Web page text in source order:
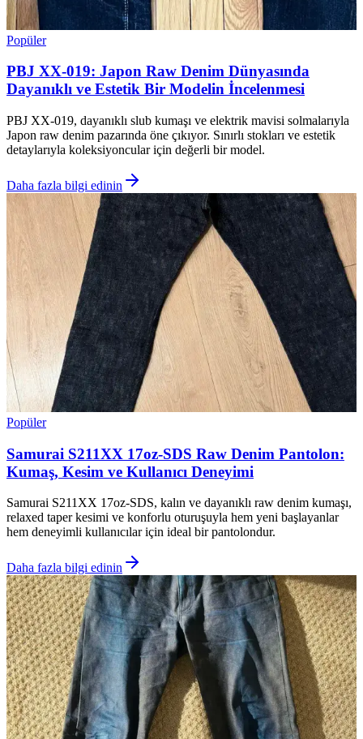
Popüler
PBJ XX-019: Japon Raw Denim Dünyasında
Dayanıklı ve Estetik Bir Modelin İncelenmesi
PBJ XX-019, dayanıklı slub kumaşı ve elektrik mavisi solmalarıyla
Japon raw denim pazarında öne çıkıyor. Sınırlı stokları ve estetik
detaylarıyla koleksiyoncular için değerli bir model.
Daha fazla bilgi edinin
Popüler
Samurai S211XX 17oz-SDS Raw Denim Pantolon:
Kumaş, Kesim ve Kullanıcı Deneyimi
Samurai S211XX 17oz-SDS, kalın ve dayanıklı raw denim kumaşı,
relaxed taper kesimi ve konforlu oturuşuyla hem yeni başlayanlar
hem deneyimli kullanıcılar için ideal bir pantolondur.
Daha fazla bilgi edinin